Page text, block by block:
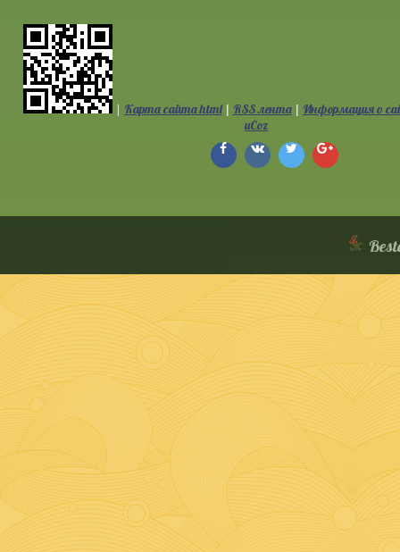
| Карта сайта html| RSS лента| Информация о
uCoz